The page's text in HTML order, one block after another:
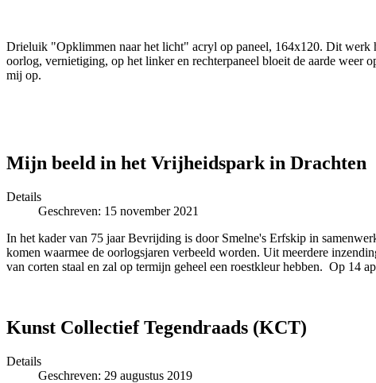
Drieluik "Opklimmen naar het licht" acryl op paneel, 164x120. Dit werk
oorlog, vernietiging, op het linker en rechterpaneel bloeit de aarde
mij op.
Mijn beeld in het Vrijheidspark in Drachten
Details
Geschreven: 15 november 2021
In het kader van 75 jaar Bevrijding is door Smelne's Erfskip in
komen waarmee de oorlogsjaren verbeeld worden. Uit meerdere
van corten staal en zal op termijn geheel een roestkleur hebben. Op 14
Kunst Collectief Tegendraads (KCT)
Details
Geschreven: 29 augustus 2019